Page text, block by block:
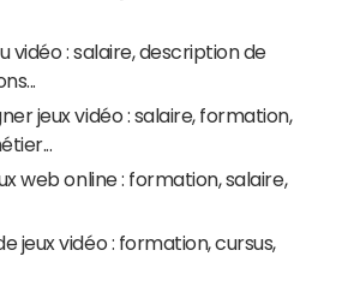
vidéo : salaire, description de
jeux vidéo : salaire, formation,
web online : formation, salaire,
jeux vidéo : formation, cursus,